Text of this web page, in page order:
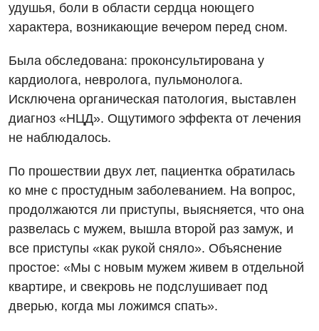
удушья, боли в области сердца ноющего
характера, возникающие вечером перед сном.
Была обследована: проконсультирована у
кардиолога, невролога, пульмонолога.
Исключена органическая патология, выставлен
диагноз «НЦД». Ощутимого эффекта от лечения
не наблюдалось.
По прошествии двух лет, пациентка обратилась
ко мне с простудным заболеванием. На вопрос,
продолжаются ли приступы, выясняется, что она
развелась с мужем, вышла второй раз замуж, и
все приступы «как рукой сняло». Объяснение
простое: «Мы с новым мужем живем в отдельной
квартире, и свекровь не подслушивает под
дверью, когда мы ложимся спать».